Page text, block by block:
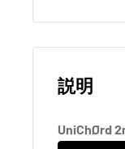
説明
UniChØrd